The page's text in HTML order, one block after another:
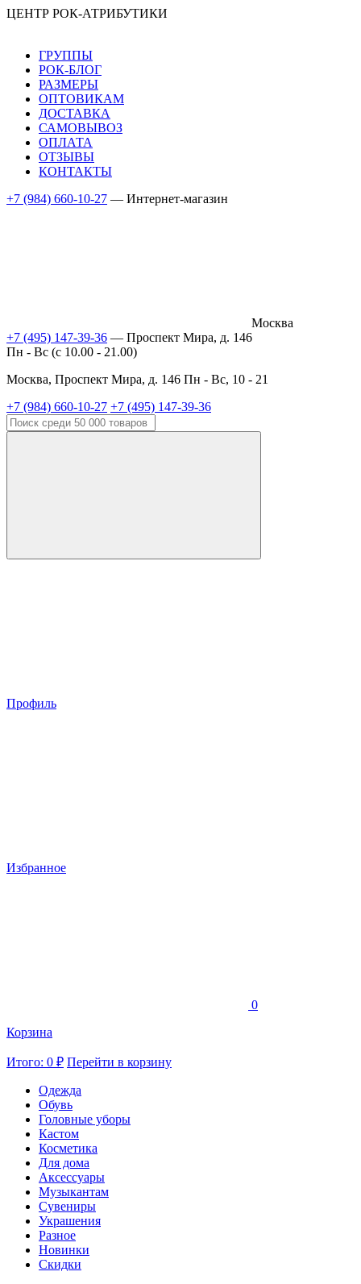
ЦЕНТР РОК-АТРИБУТИКИ
ГРУППЫ
РОК-БЛОГ
РАЗМЕРЫ
ОПТОВИКАМ
ДОСТАВКА
САМОВЫВОЗ
ОПЛАТА
ОТЗЫВЫ
КОНТАКТЫ
+7 (984) 660-10-27 — Интернет-магазин
Москва
+7 (495) 147-39-36 — Проспект Мира, д. 146
Пн - Вс (c 10.00 - 21.00)
Москва, Проспект Мира, д. 146 Пн - Вс, 10 - 21
+7 (984) 660-10-27 +7 (495) 147-39-36
Профиль
Избранное
0
Корзина
Итого: 0 ₽ Перейти в корзину
Одежда
Обувь
Головные уборы
Кастом
Косметика
Для дома
Аксессуары
Музыкантам
Сувениры
Украшения
Разное
Новинки
Скидки